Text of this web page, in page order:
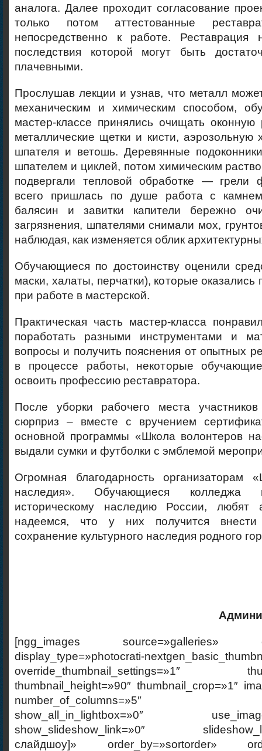
аналога. Далее проходит согласование
только потом аттестованные
непосредственно к работе. Реставрация
последствия которой могут быть
плачевными.
Прослушав лекции и узнав, что металл
механическим и химическим способом,
мастер-классе принялись очищать оконную
металлические щетки и кисти, аэрозольную
шпателя и ветошь. Деревянные
шпателем и циклей, потом химическим
подвергали тепловой обработке —
всего пришлась по душе работа с
балясин и завитки капители бережно
загрязнения, шпателями снимали мох,
наблюдая, как изменяется облик
Обучающиеся по достоинству оценили
маски, халаты, перчатки), которые
при работе в мастерской.
Практическая часть мастер-класса
поработать разными инструментами и
вопросы и получить пояснения от опытных
в процессе работы, некоторые
освоить профессию реставратора.
После уборки рабочего места
сюрприз – вместе с вручением
основной программы «Школа волонтеров
выдали сумки и футболки с эмблемой
Огромная благодарность организаторам
наследия». Обучающиеся колледжа
историческому наследию России, любят
надеемся, что у них получится
сохранение культурного наследия родного
[ngg_images source=»galleries»
display_type=»photocrati-
override_thumbnail_settings=»1″
thumbnail_height=»90″ thumbnail_crop=»1″
number_of_columns=»5″
show_all_in_lightbox=»0″
show_slideshow_link=»0″
слайдшоу]» order_by=»sortorder»